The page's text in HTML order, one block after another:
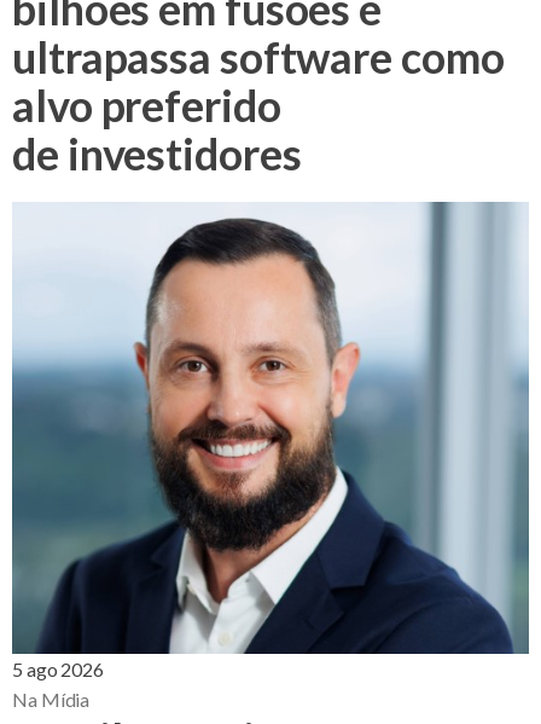
ultrapassa software como
alvo preferido
de investidores
5 ago 2026
Na Mídia